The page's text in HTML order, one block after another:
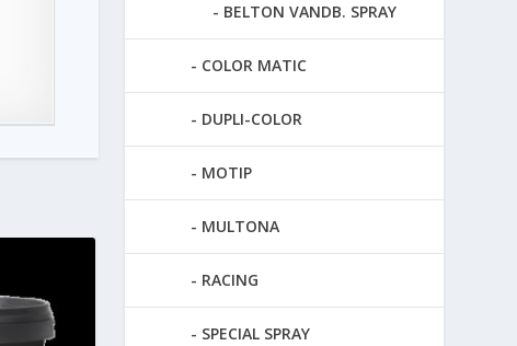
BELTON VANDB. SPRAY
COLOR MATIC
DUPLI-COLOR
MOTIP
MULTONA
RACING
SPECIAL SPRAY